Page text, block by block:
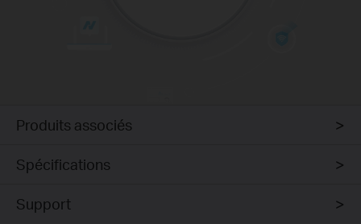
Produits associés
Spécifications
Support